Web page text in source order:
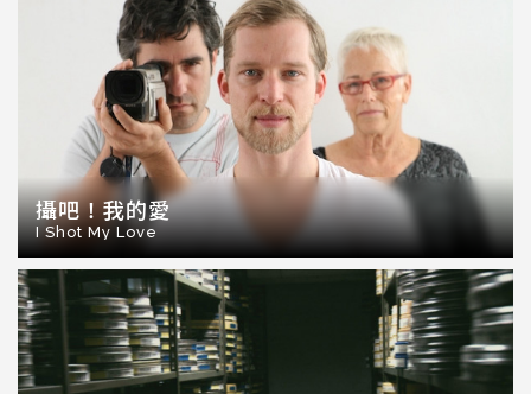
攝吧！我的愛
I Shot My Love